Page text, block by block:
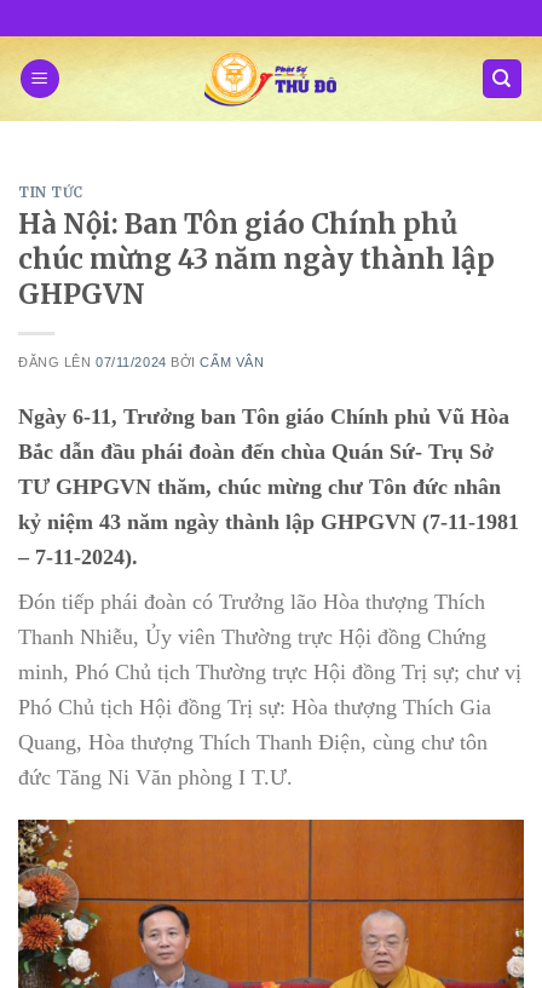
content
TIN TỨC
Hà Nội: Ban Tôn giáo Chính phủ
chúc mừng 43 năm ngày thành lập
GHPGVN
ĐĂNG LÊN07/11/2024 BỞICẨM VÂN
Ngày 6-11, Trưởng ban Tôn giáo Chính phủ Vũ Hòa
Bắc dẫn đầu phái đoàn đến chùa Quán Sứ- Trụ Sở
TƯ GHPGVN thăm, chúc mừng chư Tôn đức nhân
kỷ niệm 43 năm ngày thành lập GHPGVN (7-11-1981
– 7-11-2024).
Đón tiếp phái đoàn có Trưởng lão Hòa thượng Thích
Thanh Nhiễu, Ủy viên Thường trực Hội đồng Chứng
minh, Phó Chủ tịch Thường trực Hội đồng Trị sự; chư vị
Phó Chủ tịch Hội đồng Trị sự: Hòa thượng Thích Gia
Quang, Hòa thượng Thích Thanh Điện, cùng chư tôn
đức Tăng Ni Văn phòng I T.Ư.